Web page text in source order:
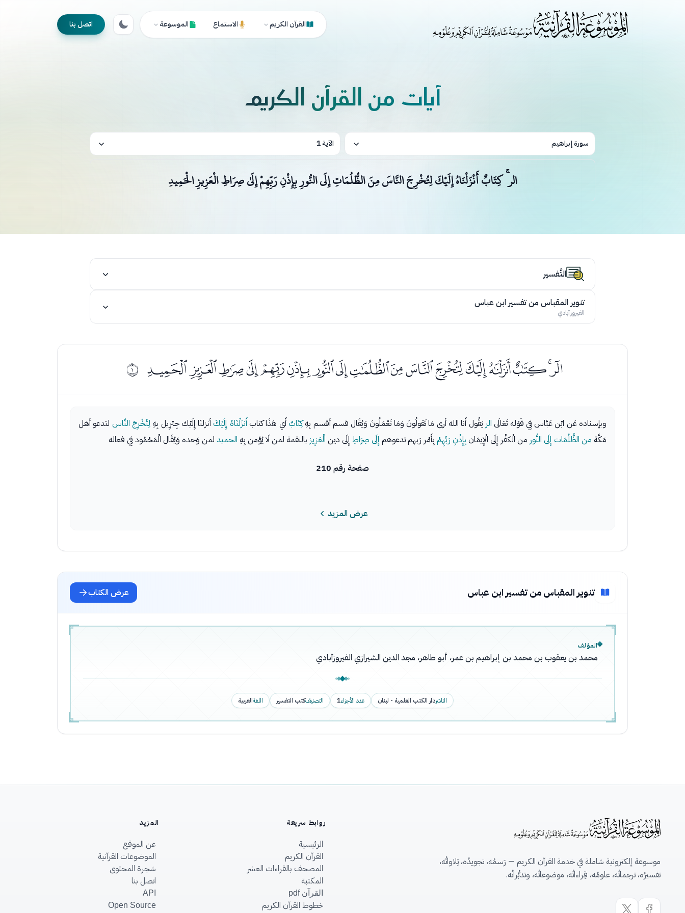
القرآن الكريم الاستماع الموسوعة اتصل بنا
آيات من القرآن الكريم
سورة إبراهيم الآية 1
الر ۚ كِتَابٌ أَنْزَلْنَاهُ إِلَيْكَ لِتُخْرِجَ النَّاسَ مِنَ الظُّلُمَاتِ إِلَى النُّورِ بِإِذْنِ رَبِّهِمْ إِلَىٰ صِرَاطِ الْعَزِيزِ الْحَمِيدِ
التَّفسير
تنوير المقباس من تفسير ابن عباس
الفيروزآبادي
ﭢﭣﭤﭥﭦﭧﭨﭩﭪﭫﭬﭭﭮﭯﭰﭱﭲ ﰀ
وبإسناده عَن ابْن عَبَّاس فِي قَوْله تَعَالَى الر يَقُول أَنا الله أرى مَا تَقولُونَ وَمَا تَعْمَلُونَ وَيُقَال قسم أقسم بِهِكِتَابٌأَي هَذَا كتابأَنزَلْنَاهُ إِلَيْكَأنزلنَا إِلَيْك جِبْرِيل بِهِلِتُخْرِجَ النَّاس لتدعو أهل
مَكَّة من الظُّلُمَات إِلَى النُّور من الْكفْر إِلَى الْإِيمَان بِإِذْنِ رَبِّهِمْ بِأَمْر رَبهم تدعوهم إِلَى صِرَاطِ إِلَى دين الْعَزِيز بالنقمة لمن لَا يُؤمن بِهِ الحميد لمن وَحده وَيُقَال الْمَحْمُود فِي فعاله
صفحة رقم 210
عرض المزيد
تنوير المقباس من تفسير ابن عباس عرض الكتاب
المؤلف
محمد بن يعقوب بن محمد بن إبراهيم بن عمر، أبو طاهر، مجد الدين الشيرازي الفيروزآبادي
الناشردار الكتب العلمية - لبنان عدد الأجزاء1 التصنيفكتب التفسير اللغةالعربية
موسوعة إلكترونية شاملة في خدمة القرآن الكريم — رَسمُه، تجويدُه، تِلاواتُه،
تفسيرُه، ترجماتُه، علومُه، قِراءاتُه، موضوعاتُه، وتدبُّراتُه.
روابط سريعة
الرئيسية
القرآن الكريم
المصحف بالقراءات العشر
المكتبة
القرآن pdf
خطوط القرآن الكريم
المزيد
عن الموقع
الموضوعات القرآنية
شجرة المحتوى
اتصل بنا
API
Open Source